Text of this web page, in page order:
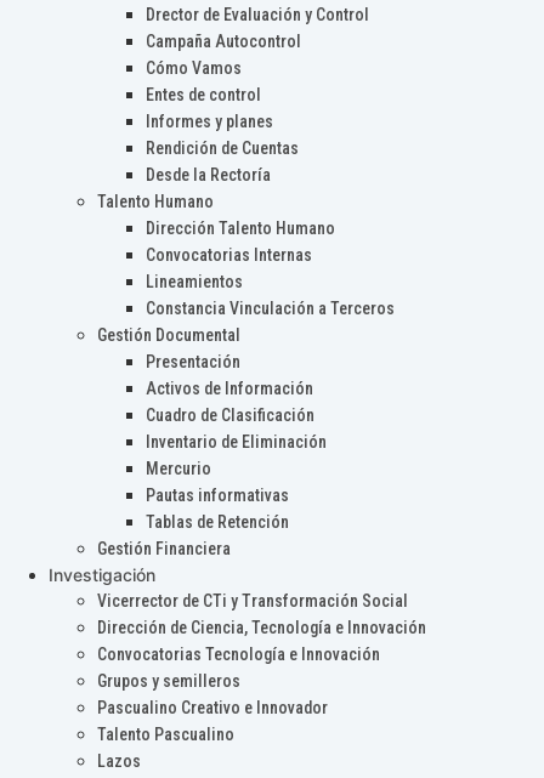
Drector de Evaluación y Control
Campaña Autocontrol
Cómo Vamos
Entes de control
Informes y planes
Rendición de Cuentas
Desde la Rectoría
Talento Humano
Dirección Talento Humano
Convocatorias Internas
Lineamientos
Constancia Vinculación a Terceros
Gestión Documental
Presentación
Activos de Información
Cuadro de Clasificación
Inventario de Eliminación
Mercurio
Pautas informativas
Tablas de Retención
Gestión Financiera
Investigación
Vicerrector de CTi y Transformación Social
Dirección de Ciencia, Tecnología e Innovación
Convocatorias Tecnología e Innovación
Grupos y semilleros
Pascualino Creativo e Innovador
Talento Pascualino
Lazos